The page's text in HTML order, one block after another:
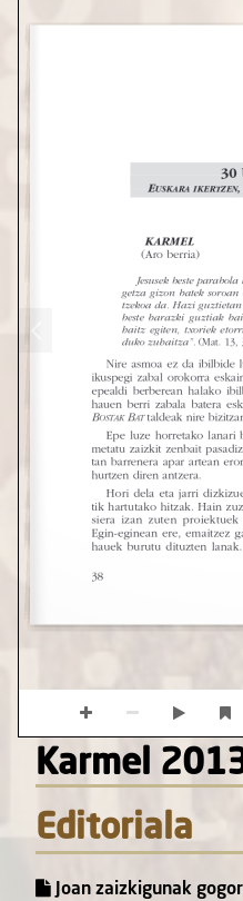
Karmel
Editoriala
Joan zaizkigunak